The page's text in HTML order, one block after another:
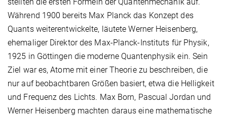
Während 1900 bereits Max Planck das Konzept des
Quants weiterentwickelte, läutete Werner Heisenberg,
ehemaliger Direktor des Max-Planck-Instituts für Physik,
1925 in Göttingen die moderne Quantenphysik ein. Sein
Ziel war es, Atome mit einer Theorie zu beschreiben, die
nur auf beobachtbaren Größen basiert, etwa die Helligkeit
und Frequenz des Lichts. Max Born, Pascual Jordan und
Werner Heisenberg machten daraus eine mathematische